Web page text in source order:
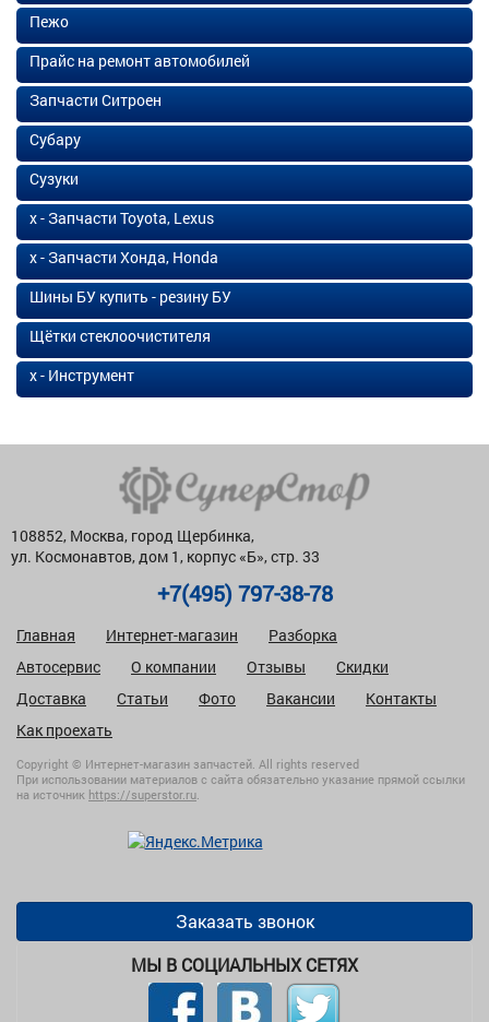
Пежо
Прайс на ремонт автомобилей
Запчасти Ситроен
Субару
Сузуки
х - Запчасти Toyota, Lexus
х - Запчасти Хонда, Honda
Шины БУ купить - резину БУ
Щётки стеклоочистителя
х - Инструмент
108852, Москва, город Щербинка,
ул. Космонавтов, дом 1, корпус «Б», стр. 33
+7(495) 797-38-78
Главная Интернет-магазин
Разборка
Автосервис
О компании Отзывы
Скидки
Доставка
Статьи Фото Вакансии
Контакты
Как проехать
Copyright © Интернет-магазин запчастей. All rights reserved
При использовании материалов с сайта обязательно указание прямой ссылки
на источник https://superstor.ru
Заказать звонок
МЫ В СОЦИАЛЬНЫХ СЕТЯХ